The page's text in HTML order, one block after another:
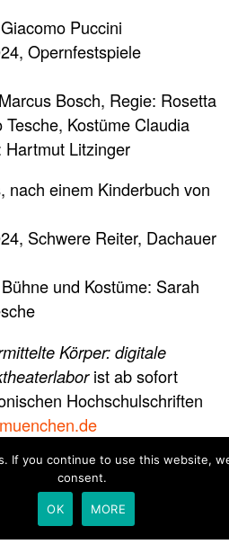
Puccini
Opernfestspiele
Bosch, Regie: Rosetta
Kostüme Claudia
Hartmut Litzinger
nach einem Kinderbuch von
Schwere Reiter, Dachauer
und Kostüme: Sarah
Körper: digitale
ist ab sofort
Hochschulschriften
mit unserem Macbeth
DER FAUSTim Bereich
If you continue to use this website,
consent.
OK MORE